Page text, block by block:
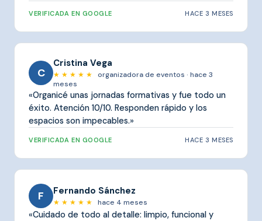
VERIFICADA EN GOOGLE HACE 3 MESES
C
Cristina Vega
★ ★ ★ ★ ★
organizadora de eventos · hace 3
meses
«Organicé unas jornadas formativas y fue todo un
éxito. Atención 10/10. Responden rápido y los
espacios son impecables.»
VERIFICADA EN GOOGLE HACE 3 MESES
F Fernando Sánchez
★ ★ ★ ★ ★ hace 4 meses
«Cuidado de todo al detalle: limpio, funcional y